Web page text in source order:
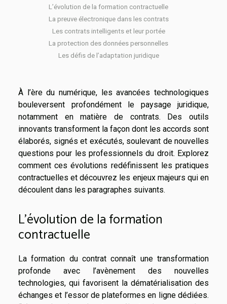
L’évolution de la formation contractuelle
La preuve électronique dans les contrats
Les contrats intelligents et leur portée
La protection des données personnelles
Les défis de l’adaptation juridique
À l’ère du numérique, les avancées technologiques
bouleversent profondément le paysage juridique,
notamment en matière de contrats. Des outils
innovants transforment la façon dont les accords sont
élaborés, signés et exécutés, soulevant de nouvelles
questions pour les professionnels du droit. Explorez
comment ces évolutions redéfinissent les pratiques
contractuelles et découvrez les enjeux majeurs qui en
découlent dans les paragraphes suivants.
L’évolution de la formation
contractuelle
La formation du contrat connaît une transformation
profonde avec l’avènement des nouvelles
technologies, qui favorisent la dématérialisation des
échanges et l’essor de plateformes en ligne dédiées.